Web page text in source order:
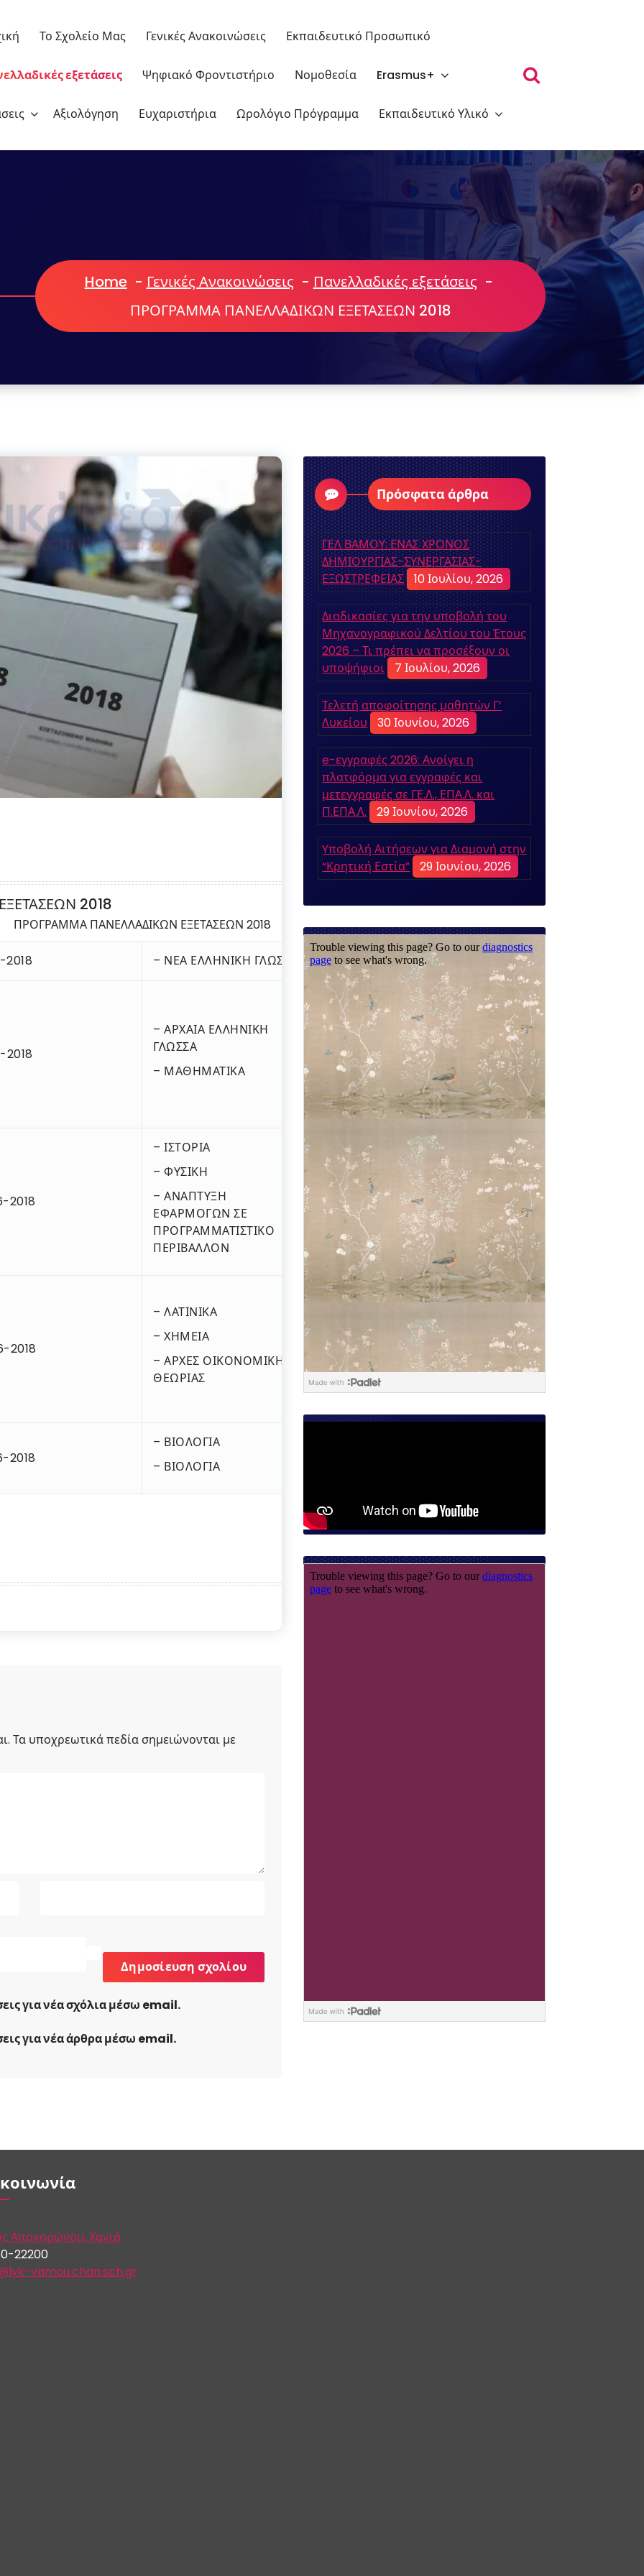
Το Σχολείο Μας Γενικές Ανακοινώσεις Εκπαιδευτικό Προσωπικό
εξετάσεις Ψηφιακό Φροντιστήριο Νομοθεσία Erasmus+
Αξιολόγηση Ευχαριστήρια Ωρολόγιο Πρόγραμμα Εκπαιδευτικό Υλικό
ΠΡΟΓΡΑΜΜΑ ΠΑΝΕΛΛΑΔΙΚΩΝ ΕΞΕΤΑΣΕΩΝ 2018
Home- Γενικές Ανακοινώσεις - Πανελλαδικές εξετάσεις -
ΠΡΟΓΡΑΜΜΑ ΠΑΝΕΛΛΑΔΙΚΩΝ ΕΞΕΤΑΣΕΩΝ 2018
2018
ΠΡΟΓΡΑΜΜΑ ΠΑΝΕΛΛΑΔΙΚΩΝ ΕΞΕΤΑΣΕΩΝ 2018
– ΝΕΑ ΕΛΛΗΝΙΚΗ ΓΛΩΣΣΑ ΓΕΝΙΚΗΣ ΠΑΙΔΕΙΑΣ
2018
– ΑΡΧΑΙΑ ΕΛΛΗΝΙΚΗ
ΓΛΩΣΣΑ
– ΜΑΘΗΜΑΤΙΚΑ
Ο.Π. ΑΝΘΡΩΠΙΣΤΙΚΩΝ
ΣΠΟΥΔΩΝ
Ο.Π. ΘΕΤΙΚΩΝ ΣΠΟΥΔΩΝ
+ Ο.Π. ΣΠΟΥΔΩΝ
ΟΙΚΟΝΟΜΙΑΣ &ΠΛΗΡ/
ΚΗΣ
2018
– ΙΣΤΟΡΙΑ
– ΦΥΣΙΚΗ
– ΑΝΑΠΤΥΞΗ
ΕΦΑΡΜΟΓΩΝ ΣΕ
ΠΡΟΓΡΑΜΜΑΤΙΣΤΙΚΟ
ΠΕΡΙΒΑΛΛΟΝ
Ο.Π. ΑΝΘΡΩΠΙΣΤΙΚΩΝ
ΣΠΟΥΔΩΝ
Ο.Π. ΘΕΤΙΚΩΝ ΣΠΟΥΔΩΝ
Ο.Π. ΣΠΟΥΔΩΝ
ΟΙΚΟΝΟΜΙΑΣ & ΠΛΗΡ/
ΚΗΣ
2018
– ΛΑΤΙΝΙΚΑ
– ΧΗΜΕΙΑ
– ΑΡΧΕΣ ΟΙΚΟΝΟΜΙΚΗΣ
ΘΕΩΡΙΑΣ
Ο.Π. ΑΝΘΡΩΠΙΣΤΙΚΩΝ
Ο.Π. ΘΕΤΙΚΩΝ ΣΠΟΥΔΩΝ
Ο.Π. ΣΠΟΥΔΩΝ
ΟΙΚΟΝΟΜΙΑΣ & ΠΛΗΡ/
ΚΗΣ
2018
– ΒΙΟΛΟΓΙΑ
– ΒΙΟΛΟΓΙΑ
Τα υποχρεωτικά πεδία σημειώνονται με
για νέα σχόλια μέσω email.
για νέα άρθρα μέσω email.
Πρόσφατα άρθρα
ΓΕΛ ΒΑΜΟΥ: ΕΝΑΣ ΧΡΟΝΟΣ
ΔΗΜΙΟΥΡΓΙΑΣ-ΣΥΝΕΡΓΑΣΙΑΣ-
ΕΞΩΣΤΡΕΦΕΙΑΣ
10 Ιουλίου, 2026
Διαδικασίες για την υποβολή του
Μηχανογραφικού Δελτίου του Έτους
2026 – Τι πρέπει να προσέξουν οι
υποψήφιοι
7 Ιουλίου, 2026
Τελετή αποφοίτησης μαθητών Γ’
Λυκείου
30 Ιουνίου, 2026
e-εγγραφές 2026: Ανοίγει η
πλατφόρμα για εγγραφές και
μετεγγραφές σε ΓΕ.Λ., ΕΠΑ.Λ. και
Π.ΕΠΑ.Λ.
29 Ιουνίου, 2026
Yποβολή Αιτήσεων για Διαμονή στην
“Κρητική Εστία”
29 Ιουνίου, 2026
Αποκορώνου, Χανιά
22200
vamou.chan.sch.gr